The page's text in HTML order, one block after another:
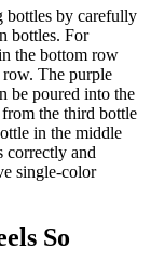
bottles by carefully
bottles. For
the bottom row
The purple
be poured into the
the third bottle
in the middle
correctly and
single-color
So